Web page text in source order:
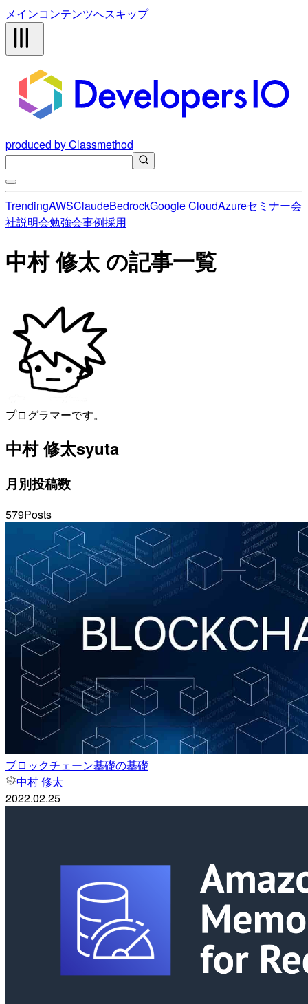
メインコンテンツへスキップ
produced by Classmethod
TrendingAWSClaudeBedrockGoogle CloudAzureセミナー会
社説明会勉強会事例採用
中村 修太 の記事一覧
プログラマーです。
中村 修太syuta
月別投稿数
579Posts
ブロックチェーン基礎の基礎
中村 修太
2022.02.25